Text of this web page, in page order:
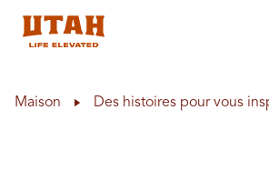
Maison Des histoires pour vous